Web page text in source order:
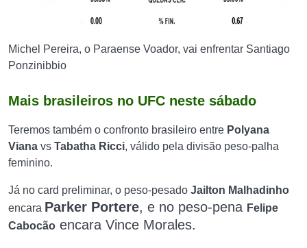
Michel Pereira, o Paraense Voador, vai enfrentar Santiago
Ponzinibbio
Mais brasileiros no UFC neste sábado
Teremos também o confronto brasileiro entre Polyana
Viana vs Tabatha Ricci, válido pela divisão peso-palha
feminino.
Já no card preliminar, o peso-pesado Jailton Malhadinho
encara Parker Portere, e no peso-pena Felipe
Cabocão encara Vince Morales.